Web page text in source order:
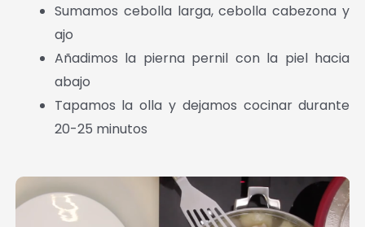
Sumamos cebolla larga, cebolla cabezona y
ajo
Añadimos la pierna pernil con la piel hacia
abajo
Tapamos la olla y dejamos cocinar durante
20-25 minutos